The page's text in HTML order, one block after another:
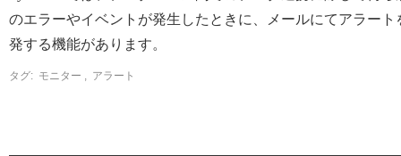
のエラーやイベントが発生したときに、メールにてアラート
発する機能があります。
タグ: モニター , アラート